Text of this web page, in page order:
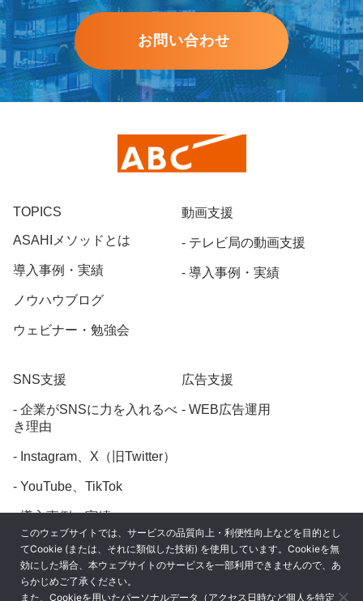
お問い合わせ
TOPICS
ASAHIメソッドとは
導入事例・実績
ノウハウブログ
ウェビナー・勉強会
SNS支援
企業がSNSに力を入れるべ
き理由
Instagram、X（旧Twitter）
YouTube、TikTok
導入事例・実績
動画支援
テレビ局の動画支援
導入事例・実績
広告支援
WEB広告運用
このウェブサイトでは、サービスの品質向上・利便性向上などを目的とし
てCookie (または、それに類似した技術) を使用しています。Cookieを無
効にした場合、本ウェブサイトのサービスを一部利用できませんので、あ
らかじめご了承ください。
また、Cookieを用いたパーソナルデータ（アクセス日時など個人を特定